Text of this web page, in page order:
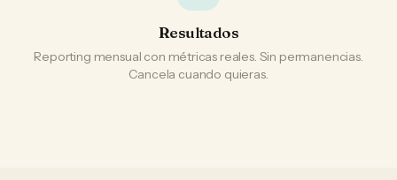
Resultados
Reporting mensual con métricas reales. Sin permanencias.
Cancela cuando quieras.